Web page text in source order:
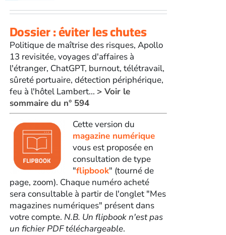
Dossier : éviter les chutes
Politique de maîtrise des risques, Apollo
13 revisitée, voyages d'affaires à
l'étranger, ChatGPT, burnout, télétravail,
sûreté portuaire, détection périphérique,
feu à l'hôtel Lambert... > Voir le
sommaire du n° 594
Cette version du
magazine numérique
vous est proposée en
consultation de type
"flipbook" (tourné de
page, zoom). Chaque numéro acheté
sera consultable à partir de l'onglet "Mes
magazines numériques" présent dans
votre compte. N.B. Un flipbook n'est pas
un fichier PDF téléchargeable.